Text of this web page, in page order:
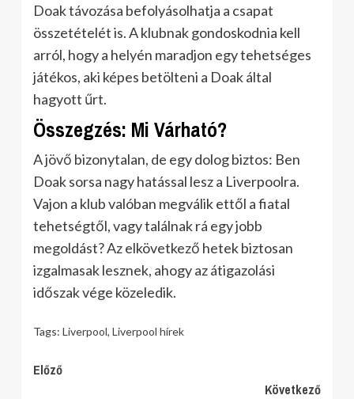
Doak távozása befolyásolhatja a csapat
összetételét is. A klubnak gondoskodnia kell
arról, hogy a helyén maradjon egy tehetséges
játékos, aki képes betölteni a Doak által
hagyott űrt.
Összegzés: Mi Várható?
A jövő bizonytalan, de egy dolog biztos: Ben
Doak sorsa nagy hatással lesz a Liverpoolra.
Vajon a klub valóban megválik ettől a fiatal
tehetségtől, vagy találnak rá egy jobb
megoldást? Az elkövetkező hetek biztosan
izgalmasak lesznek, ahogy az átigazolási
időszak vége közeledik.
Tags: Liverpool, Liverpool hírek
Continue
Előző
Következő